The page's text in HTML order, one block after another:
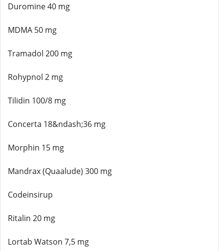
Duromine 40 mg
MDMA 50 mg
Tramadol 200 mg
Rohypnol 2 mg
Tilidin 100/8 mg
Concerta 18&ndash;36 mg
Morphin 15 mg
Mandrax (Quaalude) 300 mg
Codeinsirup
Ritalin 20 mg
Lortab Watson 7,5 mg